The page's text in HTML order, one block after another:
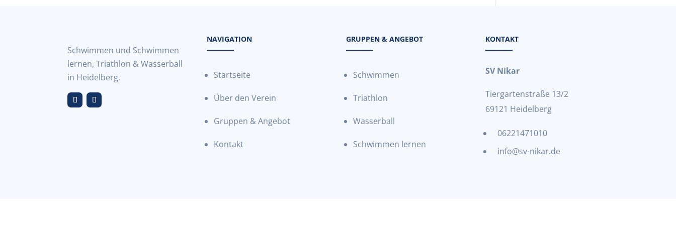
Schwimmen und Schwimmen
lernen, Triathlon & Wasserball
in Heidelberg.
NAVIGATION
Startseite
Über den Verein
Gruppen & Angebot
Kontakt
GRUPPEN & ANGEBOT
Schwimmen
Triathlon
Wasserball
Schwimmen lernen
KONTAKT
SV Nikar
Tiergartenstraße 13/2
69121 Heidelberg
06221471010
info@sv-nikar.de